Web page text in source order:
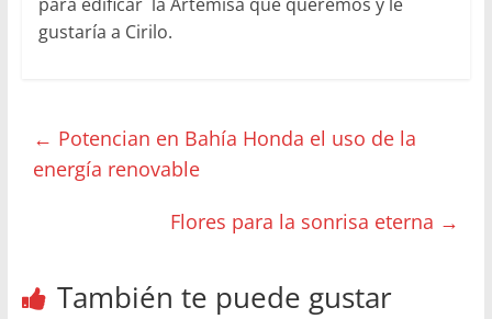
gustaría a Cirilo.
← Potencian en Bahía Honda el uso de la
energía renovable
Flores para la sonrisa eterna →
También te puede gustar